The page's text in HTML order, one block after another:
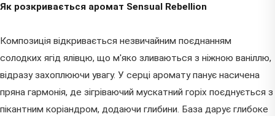
Як розкривається аромат Sensual Rebellion
Композиція відкривається незвичайним поєднанням
солодких ягід ялівцю, що м'яко зливаються з ніжною ваніллю,
відразу захоплюючи увагу. У серці аромату панує насичена
пряна гармонія, де зігріваючий мускатний горіх поєднується з
пікантним коріандром, додаючи глибини. База дарує глибоке